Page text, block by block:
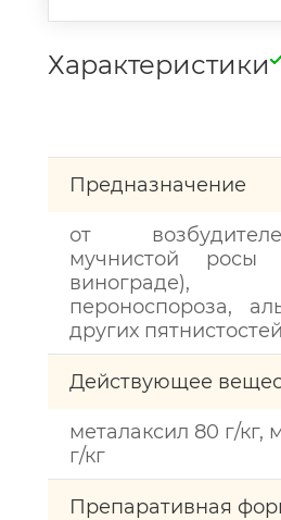
Характеристики
Предназначение
от
мучнистой росы
винограде),
пероноспороза,
других пятнистостей
Действующее
металаксил 80 г/кг,
г/кг
Препаративная